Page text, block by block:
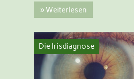
» Weiterlesen
Die Irisdiagnose